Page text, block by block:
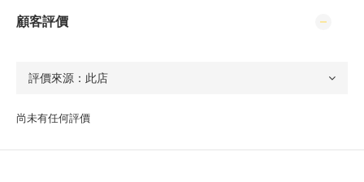
顧客評價
尚未有任何評價